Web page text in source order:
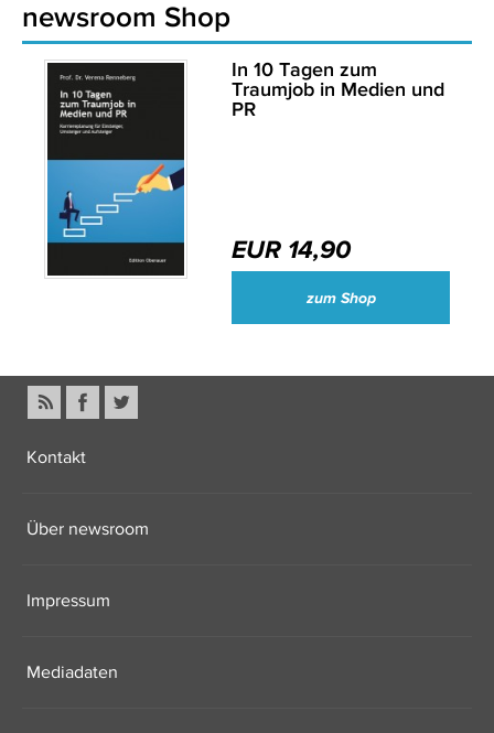
newsroom Shop
In 10 Tagen zum
Traumjob in Medien und
PR
EUR 14,90
zum Shop
Kontakt
Über newsroom
Impressum
Mediadaten